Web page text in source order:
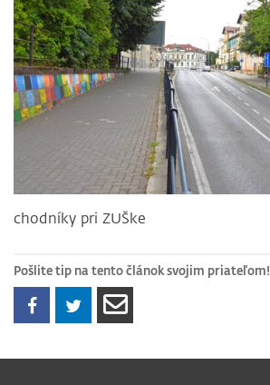
chodníky pri ZUŠke
Pošlite tip na tento článok svojim priateľom!